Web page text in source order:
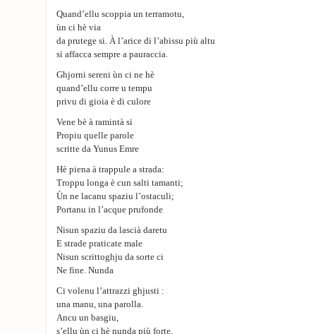
Quand’ellu scoppia un terramotu,
ùn ci hè via
da prutege si. À l’arice di l’abissu più altu
si affacca sempre a pauraccia.
Ghjorni sereni ùn ci ne hè
quand’ellu corre u tempu
privu di gioia è di culore
Vene bè à ramintà si
Propiu quelle parole
scritte da Yunus Emre
Hè piena à trappule a strada:
Troppu longa è cun salti tamanti;
Ùn ne lacanu spaziu l’ostaculi;
Portanu in l’acque prufonde
Nisun spaziu da lascià daretu
E strade praticate male
Nisun scrittoghju da sorte ci
Ne fine. Nunda
Ci volenu l’attrazzi ghjusti :
una manu, una parolla.
Ancu un basgiu,
s’ellu ùn ci hè nunda più forte.